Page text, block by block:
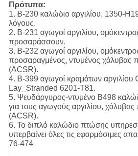
Πρότυπα:
1. Β-230 καλώδιο αργιλίου, 1350-H19
λόγους.
2. Β-231 αγωγοί αργιλίου,
προσαράσσουν.
3. Β-232 αγωγοί αργιλίου,
προσαραγμένος, ντυμένος χάλυβας
(ACSR).
4. Β-399 αγωγοί κραμάτων αργιλίου
Lay_Stranded 6201-T81.
5. Ψευδάργυρος-ντυμένο B498
για τους αγωγούς αργιλίου, χάλυβας
(ACSR).
6. Το διπλό καλώδιο πτώσης
υπερβαίνει όλες τις εφαρμόσιμες
76-474